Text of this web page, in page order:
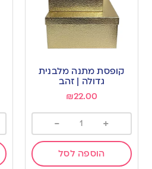
קופסת מתנה מלבנית
גדולה | זהב
₪22.00
+
-
הוספה לסל